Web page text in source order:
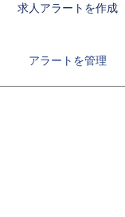
求人アラートを作成
アラートを管理